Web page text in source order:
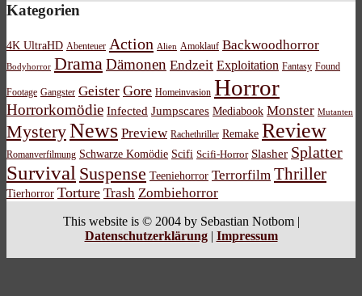
Kategorien
4K UltraHD Abenteuer Action Alien Amoklauf Backwoodhorror
Bodyhorror Drama Dämonen Endzeit Exploitation Fantasy Found
Footage Gangster Geister Gore Homeinvasion Horror
Horrorkomödie Infected Jumpscares Mediabook Monster Mutanten
MysteryNews Preview Rachethriller Remake Review
Romanverfilmung Schwarze Komödie Scifi Scifi-Horror Slasher Splatter
Survival Suspense Teeniehorror Terrorfilm Thriller
Tierhorror Torture Trash Zombiehorror
This website is © 2004 by Sebastian Notbom |
Datenschutzerklärung| Impressum